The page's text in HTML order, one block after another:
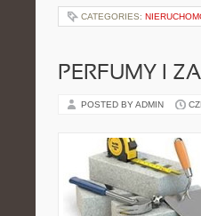
CATEGORIES:
PERFUMY I
POSTED BY ADMIN